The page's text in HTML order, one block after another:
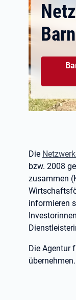
Die
bzw. 2008
zusammen
informieren
Die Agentur